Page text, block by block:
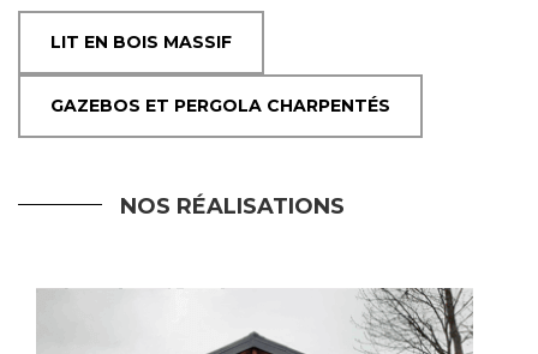
LIT EN BOIS MASSIF
GAZEBOS ET PERGOLA CHARPENTÉS
NOS RÉALISATIONS